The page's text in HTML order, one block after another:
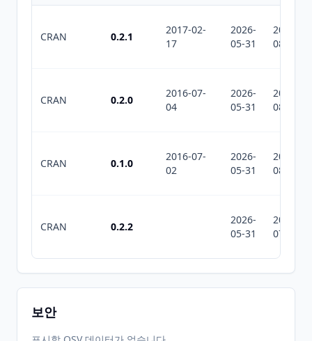
CRAN 0.2.1
2017-02-
17
2026-
05-31
2026-
08-07
CRAN 0.2.0
2016-07-
04
2026-
05-31
2026-
08-07
CRAN 0.1.0
2016-07-
02
2026-
05-31
2026-
08-07
CRAN 0.2.2
2026-
05-31
2026-
07-10
보안